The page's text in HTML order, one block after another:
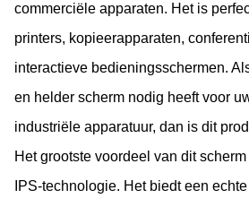
commerciële apparaten. Het is
printers, kopieerapparaten,
interactieve bedieningsschermen.
en helder scherm nodig heeft voor
industriële apparatuur, dan is dit
Het grootste voordeel van dit
IPS-technologie. Het biedt een